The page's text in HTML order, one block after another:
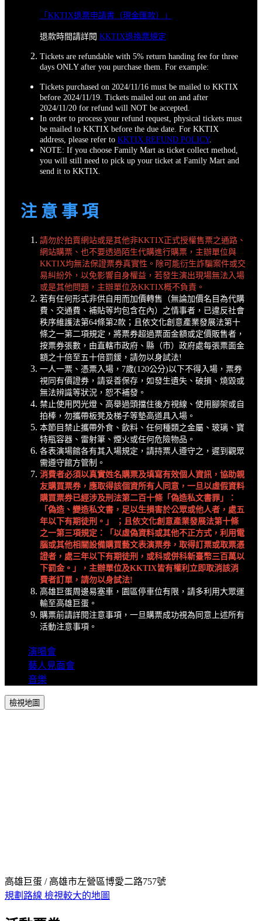
「KKTIX退票申請書（現金匯款）」
退款時間請詳閱 KKTIX退換票規定
Tickets are refundable with 5% return handing fee for three
days ONLY after you purchase them. For example:
Tickets purchased on 2024/11/16 must be mailed to KKTIX
before 2024/11/19. Tickets mailed out on and after
2024/11/20 for refund will NOT be accepted.
In order to process your refund request, physical tickets must
be mailed to KKTIX before the due date. For KKTIX
address, please refer to KKTIX REFUND POLICY.
NOTE: If you choose Family Mart as ticket collect method,
you will still need to pick up your ticket at Family Mart and
send it to KKTIX.
注 意 事 項
請勿於拍賣網站或是其他非KKTIX正式授權售票之通路、
網站購票、也不要透過陌生代購進行購票，主辦單位與
KKTIX均無法保證票券真實性。除可能衍生詐騙案件或交
易糾紛外，以免影響自身權益，若發生演出現場無法入場
或是其他問題，主辦單位及KKTIX概不負責。
若有任何形式非供自用而加價轉售（無論加價名目為代購
費、交通費、補貼等均包含在內）之情事者，已違反社會
秩序維護法第64條第2款；且依文化創意產業發展法第十
條之一第二項規定，將票券超過票面金額或定價販售者，
按票券張數，由直轄市政府、縣（市）政府處每張票面金
額之十倍至五十倍罰鍰，請勿以身試法!
一人一票、憑票入場，7歲(120公分)以下不得入場，票券
視同有價證券，請妥善保存，如發生遺失、破損、燒毀或
無法辨識等狀況，恕不補發。
禁止使用閃光燈、高舉過頭擋住後方視線、使用腳架或自
拍棒，勿攜帶板凳及梯子等墊高道具入場。
本節目禁止攜帶外食、飲料、任何種類之金屬、玻璃、寶
特瓶容器、雷射筆、煙火或任何危險物品。
各表演場館各有其入場規定，請持票人遵守之，遲到觀眾
需遵守館方管制。
消費者必須以真實姓名購票及填寫有效個人資訊，協助親
友購買票券，應取得該個資所有人同意，一旦以虛假資料
購買票券已經涉及刑法第二百十條「偽造私文書罪」：
「偽造、變造私文書，足以生損害於公眾或他人者，處五
年以下有期徒刑。」
；且依文化創意產業發展法第十條
之一第三項規定：「以虛偽資料或其他不正方式，利用電
腦或其他相關設備購買藝文表演票券，取得訂票或取票憑
證者，處三年以下有期徒刑，或科或併科新臺幣三百萬以
下罰金。」，主辦單位及KKTIX皆有權利立即取消該消
費者訂單，請勿以身試法!
高雄巨蛋周邊易塞車，園區停車位有限，請多利用大眾運
輸至高雄巨蛋。
購票前請詳閱注意事項，一旦購票成功視為同意上述所有
活動注意事項。
演唱會
藝人見面會
音樂
檢視地圖
高雄巨蛋 / 高雄市左營區博愛二路757號
規劃路線 檢視較大的地圖